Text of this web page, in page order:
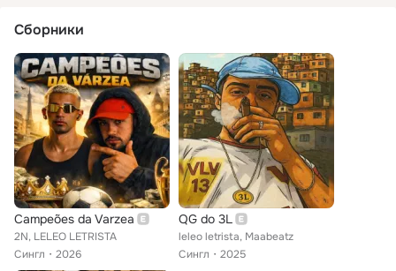
Сборники
Campeões da Varzea
2N, LELEO LETRISTA
Сингл
2026
QG do 3L
leleo letrista, Maabeatz
Сингл
2025